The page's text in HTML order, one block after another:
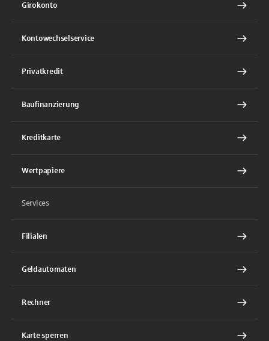
Girokonto
Kontowechselservice
Privatkredit
Baufinanzierung
Kreditkarte
Wertpapiere
Services
Filialen
Geldautomaten
Rechner
Karte sperren